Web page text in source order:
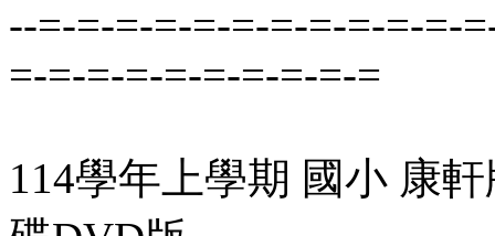
--=-=-=-=-=-=-=-=-=-=-=-
=-=-=-=-=-=-=-=-=-=
114學年上學期 國小 康